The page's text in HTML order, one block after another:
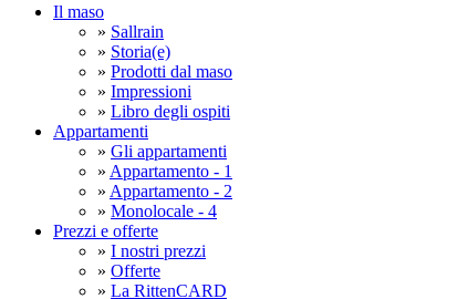
Il maso
» Sallrain
» Storia(e)
» Prodotti dal maso
» Impressioni
» Libro degli ospiti
Appartamenti
» Gli appartamenti
» Appartamento - 1
» Appartamento - 2
» Monolocale - 4
Prezzi e offerte
» I nostri prezzi
» Offerte
» La RittenCARD